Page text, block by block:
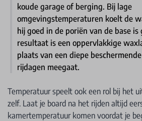
koude garage of berging. Bij lage
omgevingstemperaturen koelt de
hij goed in de poriën van de base
resultaat is een oppervlakkige
plaats van een diepe
rijdagen meegaat.
Temperatuur speelt ook een rol bij het
zelf. Laat je board na het rijden altijd
kamertemperatuur komen voordat je